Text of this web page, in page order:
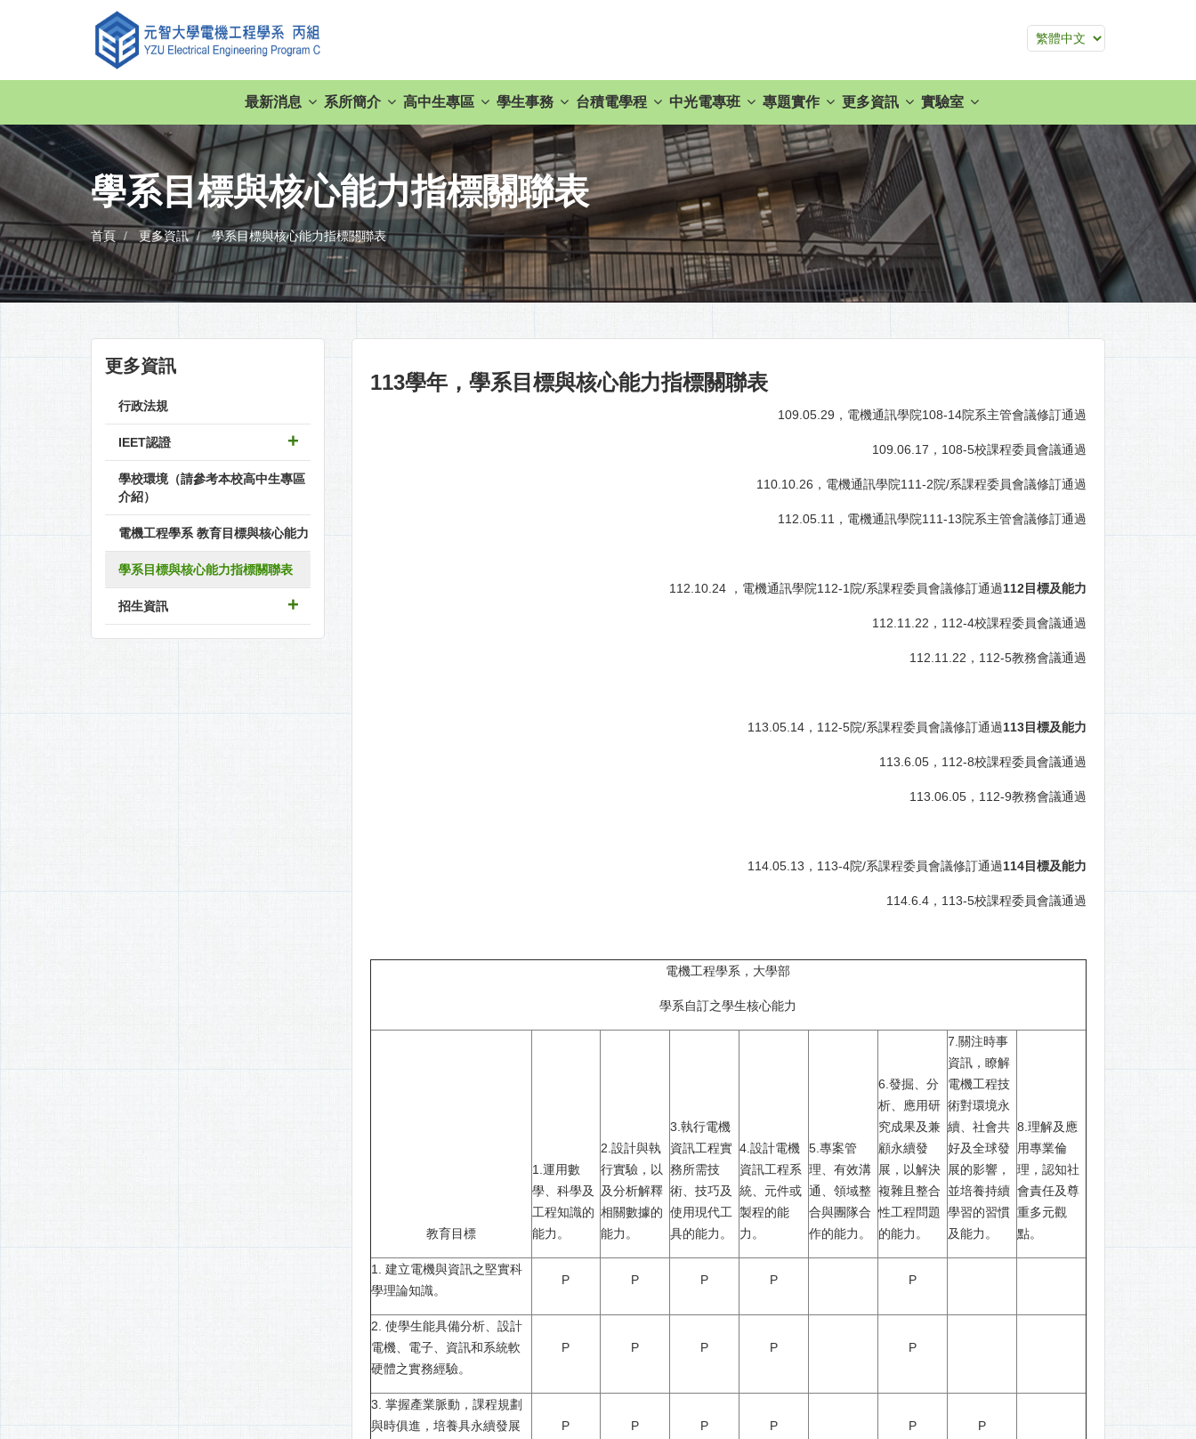
最新消息 系所簡介 高中生專區 學生事務 台積電學程 中光電專班 專題實作 更多資訊 實驗室
學系目標與核心能力指標關聯表
首頁 更多資訊 學系目標與核心能力指標關聯表
更多資訊
行政法規
IEET認證
學校環境（請參考本校高中生專區
介紹）
電機工程學系 教育目標與核心能力
學系目標與核心能力指標關聯表
招生資訊
113學年，學系目標與核心能力指標關聯表
109.05.29，電機通訊學院108-14院系主管會議修訂通過
109.06.17，108-5校課程委員會議通過
110.10.26，電機通訊學院111-2院/系課程委員會議修訂通過
112.05.11，電機通訊學院111-13院系主管會議修訂通過
112.10.24 ，電機通訊學院112-1院/系課程委員會議修訂通過112目標及能力
112.11.22，112-4校課程委員會議通過
112.11.22，112-5教務會議通過
113.05.14，112-5院/系課程委員會議修訂通過113目標及能力
113.6.05，112-8校課程委員會議通過
113.06.05，112-9教務會議通過
114.05.13，113-4院/系課程委員會議修訂通過114目標及能力
114.6.4，113-5校課程委員會議通過
電機工程學系，大學部
學系自訂之學生核心能力
教育目標
1.運用數
學、科學及
工程知識的
能力。
2.設計與執
行實驗，以
及分析解釋
相關數據的
能力。
3.執行電機
資訊工程實
務所需技
術、技巧及
使用現代工
具的能力。
4.設計電機
資訊工程系
統、元件或
製程的能
力。
5.專案管
理、有效溝
通、領域整
合與團隊合
作的能力。
6.發掘、分
析、應用研
究成果及兼
顧永續發
展，以解決
複雜且整合
性工程問題
的能力。
7.關注時事
資訊，瞭解
電機工程技
術對環境永
續、社會共
好及全球發
展的影響，
並培養持續
學習的習慣
及能力。
8.理解及應
用專業倫
理，認知社
會責任及尊
重多元觀
點。
1. 建立電機與資訊之堅實科
學理論知識。
P P P P P
2. 使學生能具備分析、設計
電機、電子、資訊和系統軟
硬體之實務經驗。
P P P P P
3. 掌握產業脈動，課程規劃
與時俱進，培養具永續發展
P P P P P P